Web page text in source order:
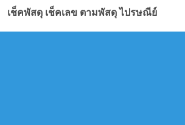
เช็คพัสดุ เช็คเลข ตามพัสดุ ไปรษณีย์